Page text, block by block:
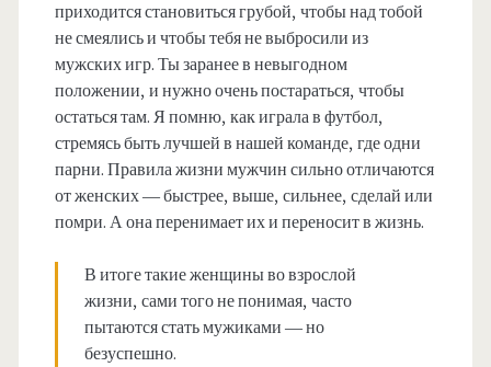
приходится становиться грубой, чтобы над тобой
не смеялись и чтобы тебя не выбросили из
мужских игр. Ты заранее в невыгодном
положении, и нужно очень постараться, чтобы
остаться там. Я помню, как играла в футбол,
стремясь быть лучшей в нашей команде, где одни
парни. Правила жизни мужчин сильно отличаются
от женских — быстрее, выше, сильнее, сделай или
помри. А она перенимает их и переносит в жизнь.
В итоге такие женщины во взрослой
жизни, сами того не понимая, часто
пытаются стать мужиками — но
безуспешно.